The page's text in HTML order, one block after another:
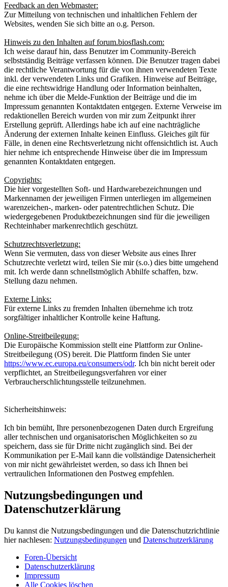
Feedback an den Webmaster:
Zur Mitteilung von technischen und inhaltlichen Fehlern der
Websites, wenden Sie sich bitte an o.g. Person.
Hinweis zu den Inhalten auf forum.biosflash.com:
Ich weise darauf hin, dass Benutzer im Community-Bereich
selbstständig Beiträge verfassen können. Die Benutzer tragen dabei
die rechtliche Verantwortung für die von ihnen verwendeten Texte
inkl. der verwendeten Links und Grafiken. Hinweise auf Beiträge,
die eine rechtswidrige Handlung oder Information beinhalten,
nehme ich über die Melde-Funktion der Beiträge und die im
Impressum genannten Kontaktdaten entgegen. Externe Verweise im
redaktionellen Bereich wurden von mir zum Zeitpunkt ihrer
Erstellung geprüft. Allerdings habe ich auf eine nachträgliche
Änderung der externen Inhalte keinen Einfluss. Gleiches gilt für
Fälle, in denen eine Rechtsverletzung nicht offensichtlich ist. Auch
hier nehme ich entsprechende Hinweise über die im Impressum
genannten Kontaktdaten entgegen.
Copyrights:
Die hier vorgestellten Soft- und Hardwarebezeichnungen und
Markennamen der jeweiligen Firmen unterliegen im allgemeinen
warenzeichen-, marken- oder patentrechtlichen Schutz. Die
wiedergegebenen Produktbezeichnungen sind für die jeweiligen
Rechteinhaber markenrechtlich geschützt.
Schutzrechtsverletzung:
Wenn Sie vermuten, dass von dieser Website aus eines Ihrer
Schutzrechte verletzt wird, teilen Sie mir (s.o.) dies bitte umgehend
mit. Ich werde dann schnellstmöglich Abhilfe schaffen, bzw.
Stellung dazu nehmen.
Externe Links:
Für externe Links zu fremden Inhalten übernehme ich trotz
sorgfältiger inhaltlicher Kontrolle keine Haftung.
Online-Streitbeilegung:
Die Europäische Kommission stellt eine Plattform zur Online-
Streitbeilegung (OS) bereit. Die Plattform finden Sie unter
https://www.ec.europa.eu/consumers/odr. Ich bin nicht bereit oder
verpflichtet, an Streitbeilegungsverfahren vor einer
Verbraucherschlichtungsstelle teilzunehmen.
Sicherheitshinweis:
Ich bin bemüht, Ihre personenbezogenen Daten durch Ergreifung
aller technischen und organisatorischen Möglichkeiten so zu
speichern, dass sie für Dritte nicht zugänglich sind. Bei der
Kommunikation per E-Mail kann die vollständige Datensicherheit
von mir nicht gewährleistet werden, so dass ich Ihnen bei
vertraulichen Informationen den Postweg empfehlen.
Nutzungsbedingungen und
Datenschutzerklärung
Du kannst die Nutzungsbedingungen und die Datenschutzrichtlinie
hier nachlesen: Nutzungsbedingungen und Datenschutzerklärung
Foren-Übersicht
Datenschutzerklärung
Impressum
Alle Cookies löschen